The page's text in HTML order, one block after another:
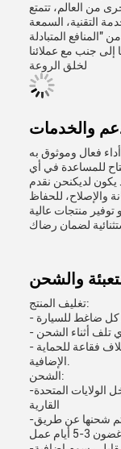
من العالم، تتمتع
التقنية، السمعة
"المنافع المتبادلة
جنب مع عملائنا
لخلق الروعة
فعال وموثوق به
للمساعدة في أي
لديكنحن نقدم
والإصلاح، للحفاظ
منتجات عالية
تغليف المنتج:
- بداخل الصندوق، المضغوط ملفوف في غلاف فقاعة للحماية
الشحن:
-نقدم شحن مجاني على جميع الطلبات داخل الولايات المتحدة
القارية
-كل الطلبات يتم شحنها عن طريق UPS الأرضية وتصل عادة في